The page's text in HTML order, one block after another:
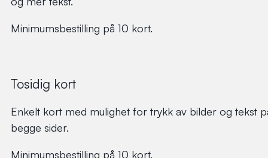
Minimumsbestilling på 10 kort.
Tosidig kort
Enkelt kort med mulighet for trykk av bilder og tekst
begge sider.
Minimumsbestilling på 10 kort.